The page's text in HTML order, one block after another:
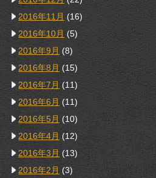
2016年11月 (16)
2016年10月 (5)
2016年9月 (8)
2016年8月 (15)
2016年7月 (11)
2016年6月 (11)
2016年5月 (10)
2016年4月 (12)
2016年3月 (13)
2016年2月 (3)